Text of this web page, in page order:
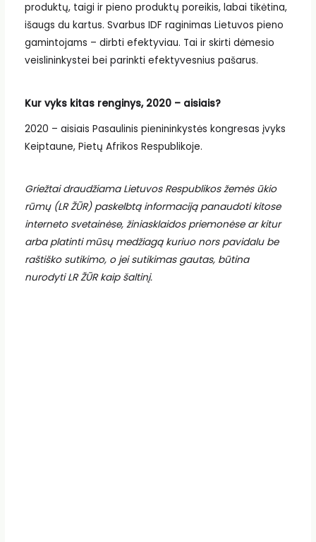
produktų, taigi ir pieno produktų poreikis, labai tikėtina,
išaugs du kartus. Svarbus IDF raginimas Lietuvos pieno
gamintojams – dirbti efektyviau. Tai ir skirti dėmesio
veislininkystei bei parinkti efektyvesnius pašarus.
Kur vyks kitas renginys, 2020 – aisiais?
2020 – aisiais Pasaulinis pienininkystės kongresas įvyks
Keiptaune, Pietų Afrikos Respublikoje.
Griežtai draudžiama Lietuvos Respublikos žemės ūkio
rūmų (LR ŽŪR) paskelbtą informaciją panaudoti kitose
interneto svetainėse, žiniasklaidos priemonėse ar kitur
arba platinti mūsų medžiagą kuriuo nors pavidalu be
raštiško sutikimo, o jei sutikimas gautas, būtina
nurodyti LR ŽŪR kaip šaltinį.